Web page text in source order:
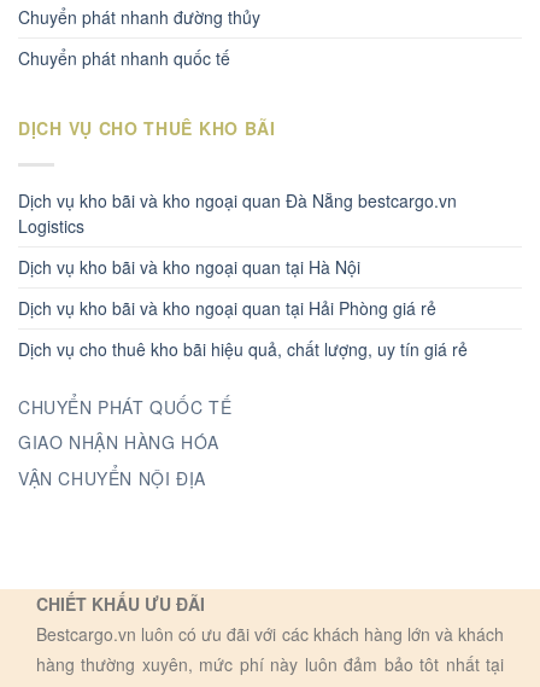
Chuyển phát nhanh đường thủy
Chuyển phát nhanh quốc tế
DỊCH VỤ CHO THUÊ KHO BÃI
Dịch vụ kho bãi và kho ngoại quan Đà Nẵng bestcargo.vn
Logistics
Dịch vụ kho bãi và kho ngoại quan tại Hà Nội
Dịch vụ kho bãi và kho ngoại quan tại Hải Phòng giá rẻ
Dịch vụ cho thuê kho bãi hiệu quả, chất lượng, uy tín giá rẻ
CHUYỂN PHÁT QUỐC TẾ
GIAO NHẬN HÀNG HÓA
VẬN CHUYỂN NỘI ĐỊA
CHIẾT KHẤU ƯU ĐÃI
Bestcargo.vn luôn có ưu đãi với các khách hàng lớn và khách
hàng thường xuyên, mức phí này luôn đảm bảo tôt nhất tại